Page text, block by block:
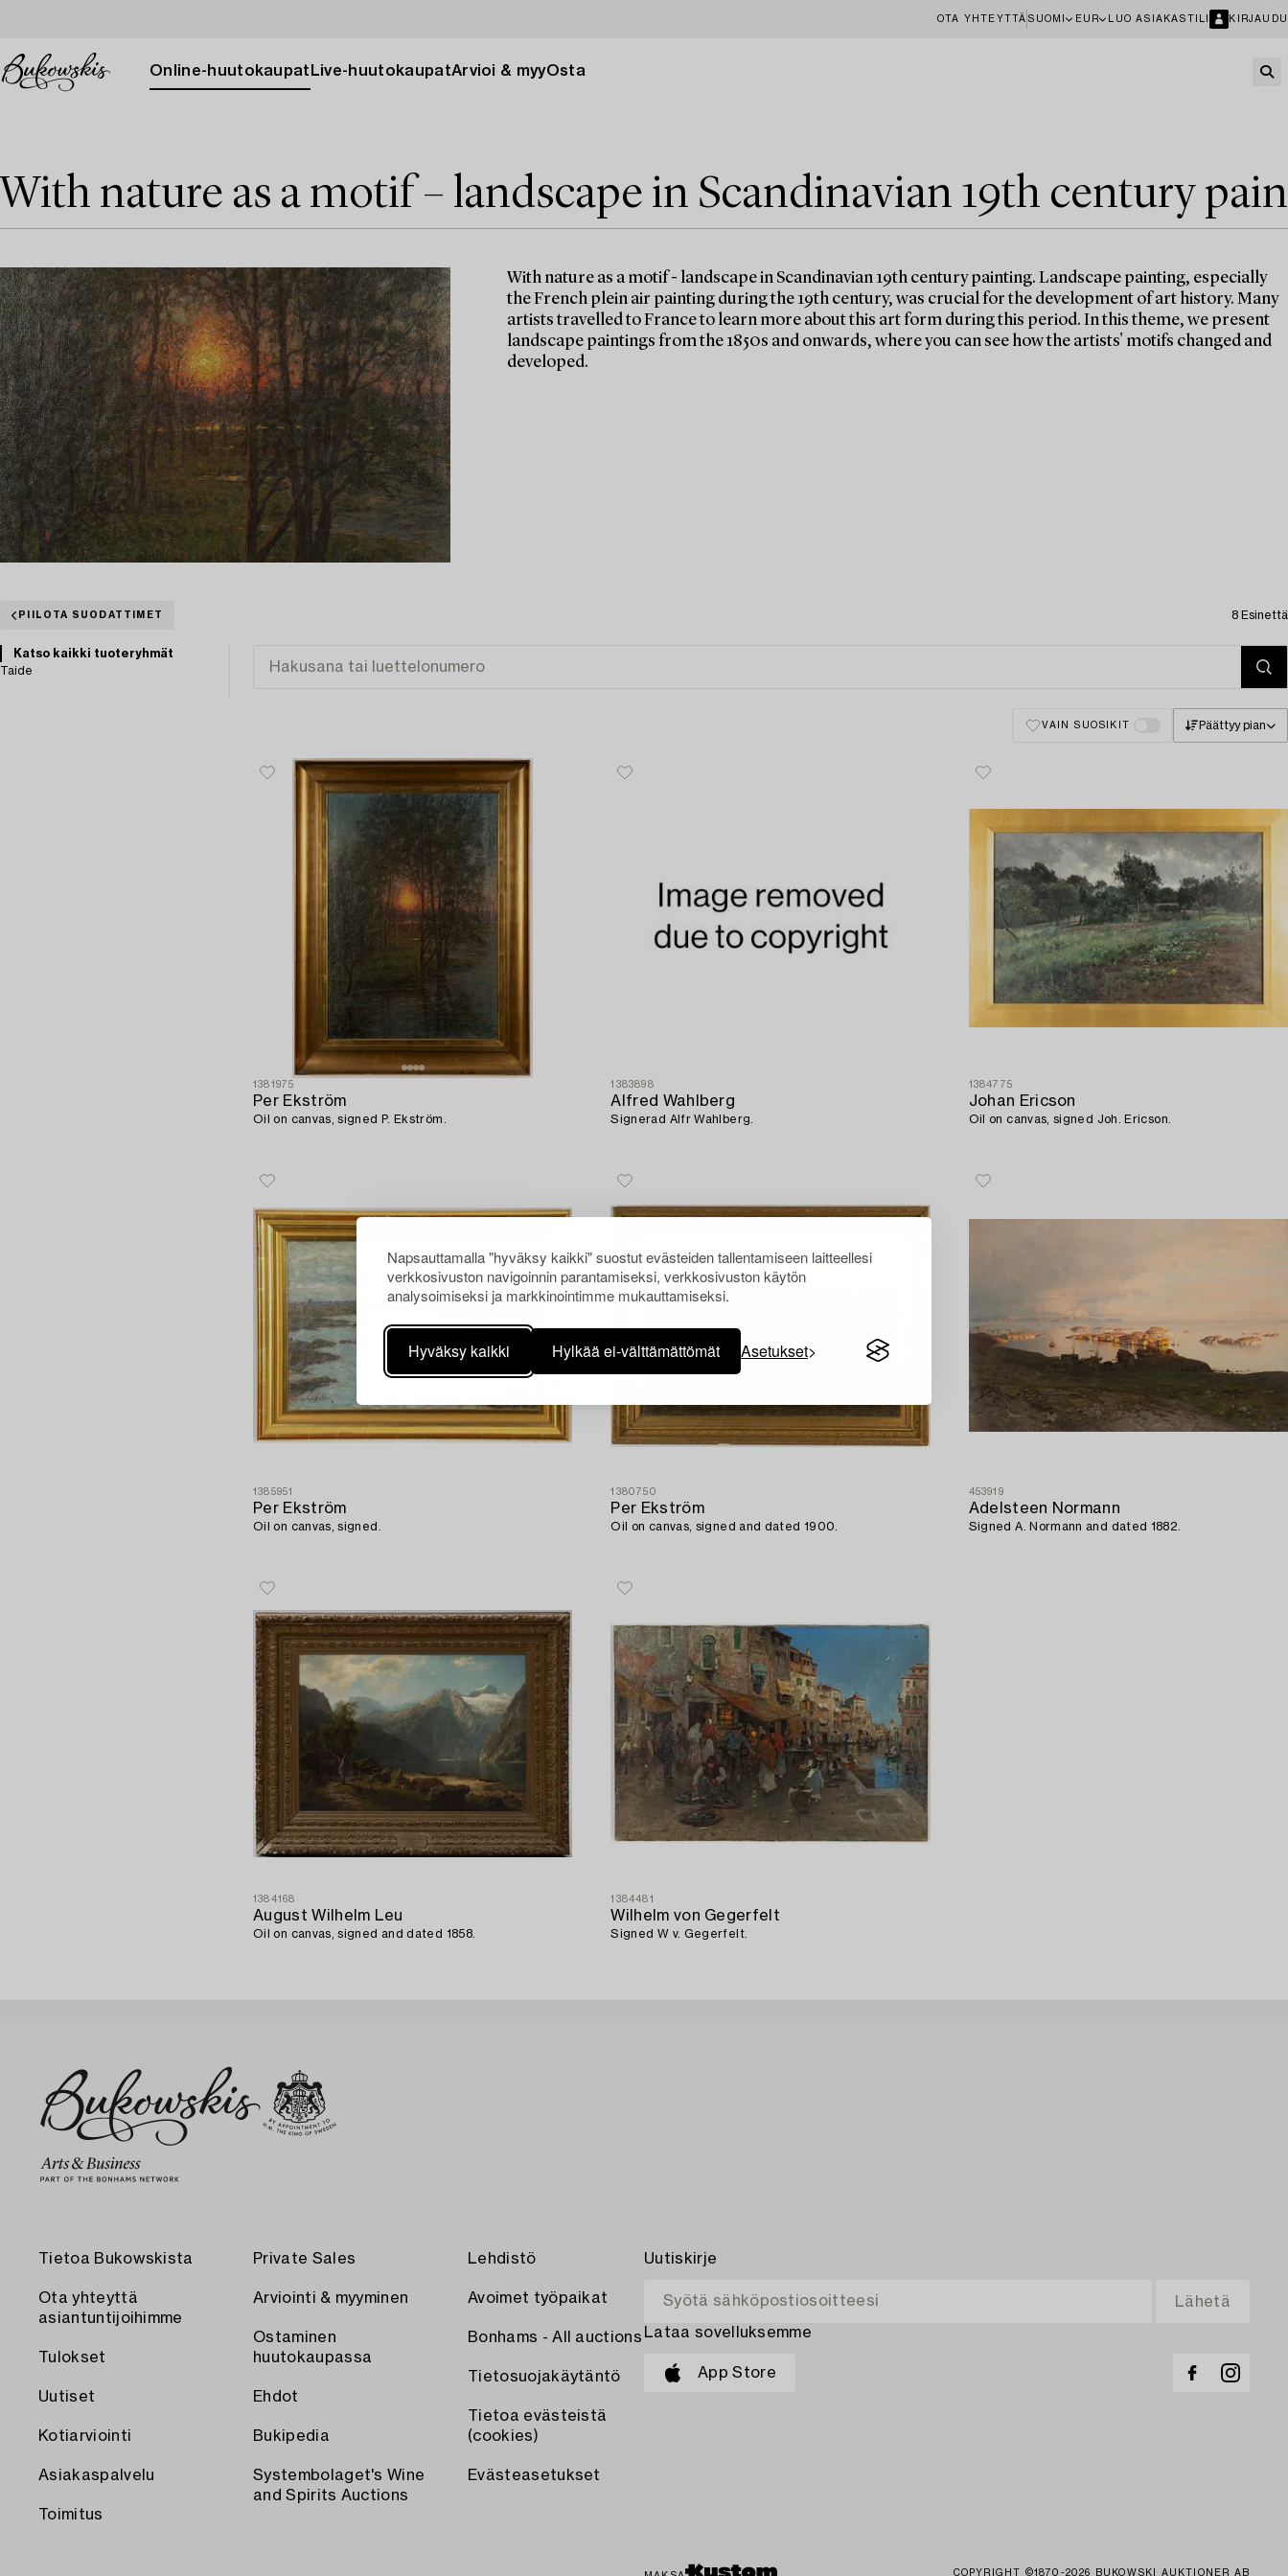
Napsauttamalla "hyväksy kaikki" suostut evästeiden tallentamiseen laitteellesi
verkkosivuston navigoinnin parantamiseksi, verkkosivuston käytön
analysoimiseksi ja markkinointimme mukauttamiseksi.
Hyväksy kaikki Hylkää ei-välttämättömät Asetukset
OTA YHTEYTTÄ SUOMI EUR LUO ASIAKASTILI KIRJAUDU
Online-huutokaupat Live-huutokaupatArvioi & myyOsta
With nature as a motif – landscape in Scandinavian 19th century
With nature as a motif - landscape in Scandinavian 19th century painting. Landscape painting, especially
the French plein air painting during the 19th century, was crucial for the development of art history. Many
artists travelled to France to learn more about this art form during this period. In this theme, we present
landscape paintings from the 1850s and onwards, where you can see how the artists' motifs changed and
developed.
PIILOTA SUODATTIMET 8 Esinettä
Katso kaikki tuoteryhmät
Taide
VAIN SUOSIKIT Päättyy pian
1381975
Per Ekström
Oil on canvas, signed P. Ekström.
1383898
Alfred Wahlberg
Signerad Alfr Wahlberg.
1384775
Johan Ericson
Oil on canvas, signed Joh. Ericson.
1385951
Per Ekström
Oil on canvas, signed.
1380750
Per Ekström
Oil on canvas, signed and dated 1900.
453919
Adelsteen Normann
Signed A. Normann and dated 1882.
1384168
August Wilhelm Leu
Oil on canvas, signed and dated 1858.
1384481
Wilhelm von Gegerfelt
Signed W v. Gegerfelt.
Tietoa Bukowskista
Ota yhteyttä
asiantuntijoihimme
Tulokset
Uutiset
Kotiarviointi
Asiakaspalvelu
Toimitus
Private Sales
Arviointi & myyminen
Ostaminen
huutokaupassa
Ehdot
Bukipedia
Systembolaget's Wine
and Spirits Auctions
Lehdistö
Avoimet työpaikat
Bonhams - All auctions
Tietosuojakäytäntö
Tietoa evästeistä
(cookies)
Evästeasetukset
Uutiskirje
Lataa sovelluksemme
App Store
COPYRIGHT ©1870-2026 BUKOWSKI AUKTIONER AB